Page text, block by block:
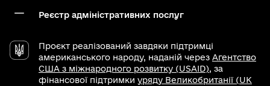
Реєстр адміністративних послуг
Проєкт реалізований завдяки підтримці
американського народу, наданій через Агентство
США з міжнародного розвитку (USAID), за
фінансової підтримки уряду Великобританії (UK